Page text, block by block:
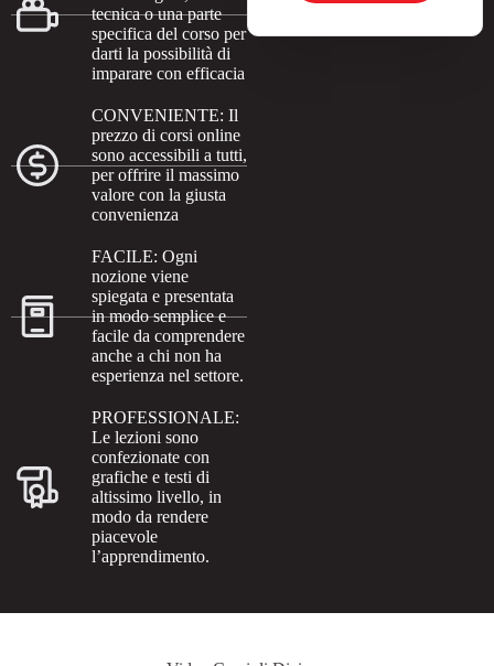
tecnica o una parte
specifica del corso per
darti la possibilità di
imparare con efficacia
CONVENIENTE: Il
prezzo di corsi online
sono accessibili a tutti,
per offrire il massimo
valore con la giusta
convenienza
FACILE: Ogni
nozione viene
spiegata e presentata
in modo semplice e
facile da comprendere
anche a chi non ha
esperienza nel settore.
PROFESSIONALE:
Le lezioni sono
confezionate con
grafiche e testi di
altissimo livello, in
modo da rendere
piacevole
l’apprendimento.